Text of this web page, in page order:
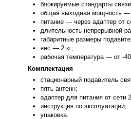
блокируемые стандарты
общая выходная мощность —
питание — через адаптер от
длительность непрерывной
габаритные размеры
вес — 2 кг;
рабочая температура — от -
Комплектация
стационарный подавитель
пять антенн;
адаптер для питания от сети
инструкция по эксплуатации;
упаковка.